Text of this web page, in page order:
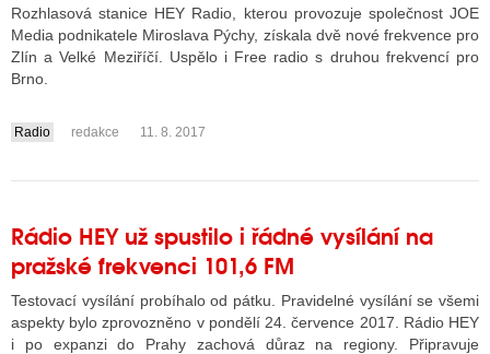
Rozhlasová stanice HEY Radio, kterou provozuje společnost JOE
Media podnikatele Miroslava Pýchy, získala dvě nové frekvence pro
Zlín a Velké Meziříčí. Uspělo i Free radio s druhou frekvencí pro
Brno.
....
Radio redakce 11. 8. 2017
Rádio HEY už spustilo i řádné vysílání na
pražské frekvenci 101,6 FM
Testovací vysílání probíhalo od pátku. Pravidelné vysílání se všemi
aspekty bylo zprovozněno v pondělí 24. července 2017. Rádio HEY
i po expanzi do Prahy zachová důraz na regiony. Připravuje